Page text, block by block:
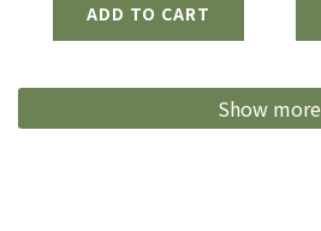
ADD TO CART
Show more